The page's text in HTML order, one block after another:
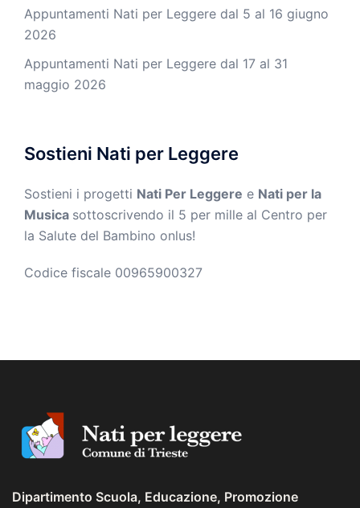
Appuntamenti Nati per Leggere dal 5 al 16 giugno
2026
Appuntamenti Nati per Leggere dal 17 al 31
maggio 2026
Sostieni Nati per Leggere
Sostieni i progetti Nati Per Leggere e Nati per la
Musica sottoscrivendo il 5 per mille al Centro per
la Salute del Bambino onlus!
Codice fiscale 00965900327
Dipartimento Scuola, Educazione, Promozione